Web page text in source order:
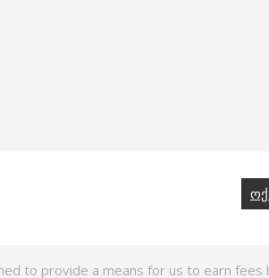
to provide a means for us to earn fees